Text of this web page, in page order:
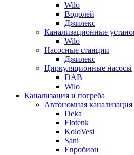
Wilo
Водолей
Джилекс
Канализационные
Wilo
Насосные станции
Джилекс
Циркуляционные насосы
DAB
Wilo
Канализация и погреба
Автономная канализация
Deka
Flotenk
KoloVesi
Sani
Евробион